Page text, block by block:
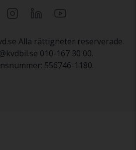
Alla rättigheter reserverade.
010-167 30 00.
556746-1180.